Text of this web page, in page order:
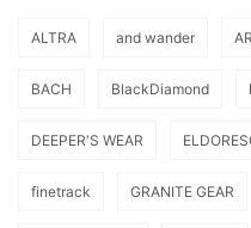
ALTRA and wander
BACH BlackDiamond
DEEPER'S WEAR
finetrack GRANITE GEAR